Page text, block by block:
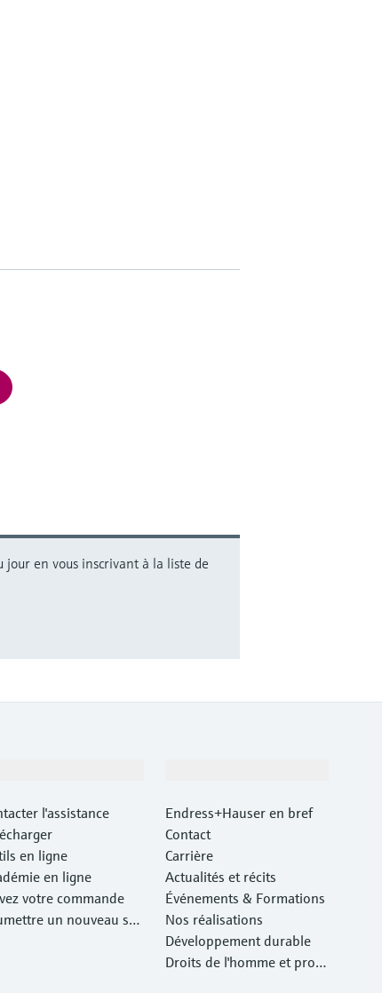
jour en vous inscrivant à la liste de
l'assistance
en ligne
en ligne
votre commande
un nouveau ser
Endress+Hauser en bref
Contact
Carrière
Actualités et récits
Événements & Formations
Nos réalisations
Développement durable
Droits de l'homme et prote